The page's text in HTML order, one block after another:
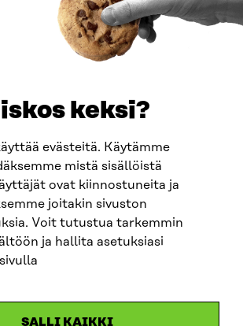
keksi?
evästeitä. Käytämme
mistä sisällöistä
ovat kiinnostuneita ja
joitakin sivuston
Voit tutustua tarkemmin
ja hallita asetuksiasi
SALLI KAIKKI
MEDIASSA